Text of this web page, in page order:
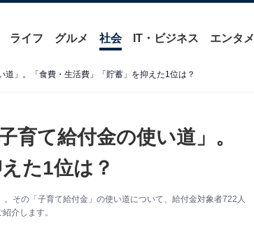
ライフ グルメ 社会 IT・ビジネス エンタメ
」。「食費・生活費」「貯蓄」を抑えた1位は？
育て給付金の使い道」。
た1位は？
その「子育て給付金」の使い道について、給付金対象者722人
介します。